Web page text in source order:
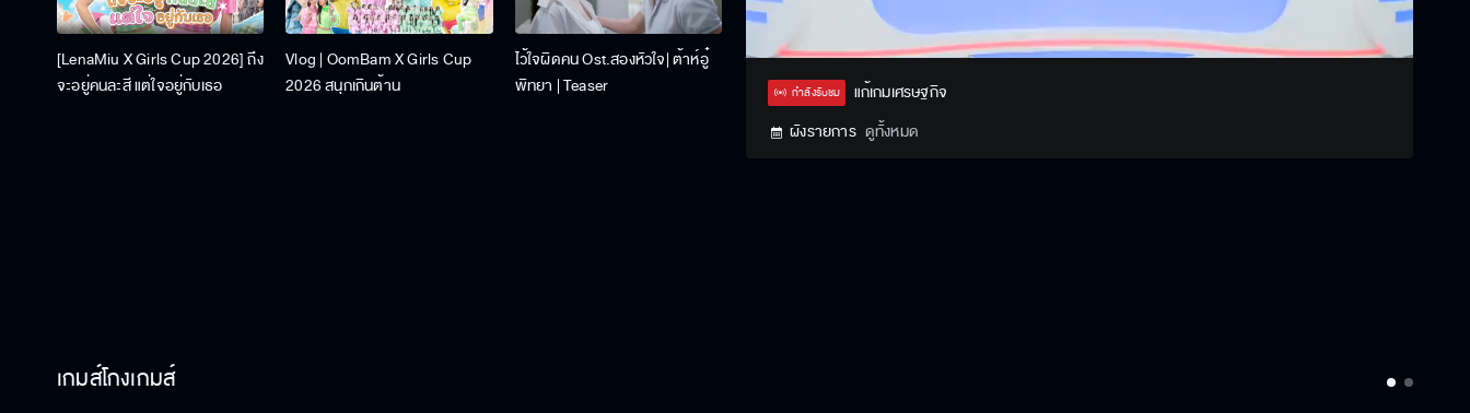
[LenaMiu X Girls Cup 2026] ถึง
จะอยู่คนละสี แต่ใจอยู่กับเธอ
Vlog | OomBam X Girls Cup
2026 สนุกเกินต้าน
ไว้ใจผิดคน Ost.สองหัวใจ| ต้าห์อู๋
พิทยา | Teaser
Stream
Type
Settings
กำลังรับชม
แก้เกมเศรษฐกิจ
ผังรายการ ดูทั้งหมด
เกมส์โกงเกมส์